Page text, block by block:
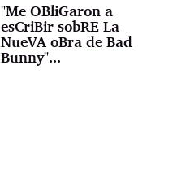
"Me OBliGaron a
esCriBir sobRE La
NueVA oBra de Bad
Bunny"...